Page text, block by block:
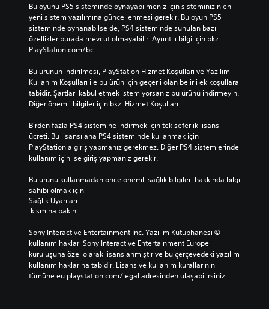
Bu oyunu PS5 sisteminde oynayabilmeniz için sisteminizin en
yeni sistem yazılımına güncellenmesi gerekir. Bu oyun PS5
sisteminde oynanabilse de, PS4 sisteminde sunulan bazı
özellikler burada mevcut olmayabilir. Ayrıntılı bilgi için bkz.
PlayStation.com/bc.
Bu ürünün indirilmesi, PlayStation Hizmet Koşulları ve Yazılım
Kullanım Koşulları ile bu ürün için geçerli olan belirli ek koşullara
tabidir. Şartları kabul etmek istemiyorsanız bu ürünü indirmeyin.
Diğer önemli bilgiler için bkz. Hizmet Koşulları.
Birden fazla PS4 sistemine indirmek için tek seferlik lisans
ücreti. Bu lisansı ana PS4 sisteminde kullanmak için
PlayStation'a giriş yapmanız gerekmez. Diğer PS4 sistemlerinde
kullanım için ise giriş yapmanız gerekir.
Bu ürünü kullanmadan önce önemli sağlık bilgileri hakkında bilgi
sahibi olmak için
Sağlık Uyarıları
kısmına bakın.
Sony Interactive Entertainment Inc. Yazılım Kütüphanesi ©
kullanım hakları Sony Interactive Entertainment Europe
kuruluşuna özel olarak lisanslanmıştır ve bu çerçevedeki yazılım
kullanım haklarına tabidir. Lisans ve kullanım kurallarının
tümüne eu.playstation.com/legal adresinden ulaşabilirsiniz.